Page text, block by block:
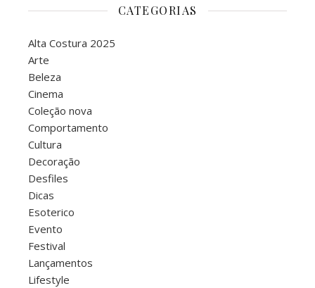
CATEGORIAS
Alta Costura 2025
Arte
Beleza
Cinema
Coleção nova
Comportamento
Cultura
Decoração
Desfiles
Dicas
Esoterico
Evento
Festival
Lançamentos
Lifestyle